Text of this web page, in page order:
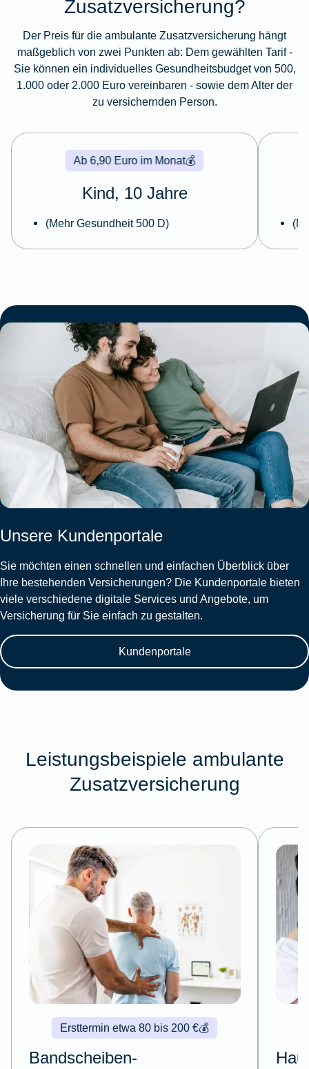
Zusatzversicherung?
Der Preis für die ambulante Zusatzversicherung hängt
maßgeblich von zwei Punkten ab: Dem gewählten Tarif -
Sie können ein individuelles Gesundheitsbudget von 500,
1.000 oder 2.000 Euro vereinbaren - sowie dem Alter der
zu versichernden Person.
💰
Ab 6,90 Euro im Monat
Kind, 10 Jahre
(Mehr Gesundheit 500 D)
Unsere Kundenportale
Sie möchten einen schnellen und einfachen Überblick über
Ihre bestehenden Versicherungen? Die Kundenportale bieten
viele verschiedene digitale Services und Angebote, um
Versicherung für Sie einfach zu gestalten.
Kundenportale
Leistungsbeispiele ambulante
Zusatzversicherung
💰
Ersttermin etwa 80 bis 200 €
Bandscheiben-